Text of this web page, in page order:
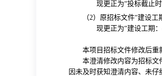
现更正为“投标截止时
（2）原招标文件“建设工
现更正为“建设工期 ：
本项目招标文件修改后重
本澄清修改内容为招标文
因未及时获知澄清内容、未